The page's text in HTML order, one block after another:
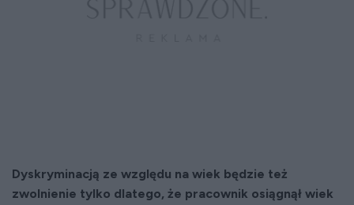
Dyskryminacją ze względu na wiek będzie też
zwolnienie tylko dlatego, że pracownik osiągnął wiek